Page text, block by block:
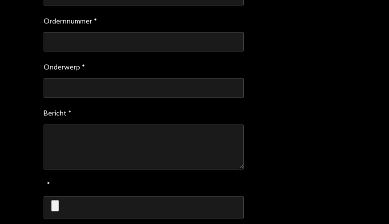
Ordernnummer *
Onderwerp *
Bericht *
*